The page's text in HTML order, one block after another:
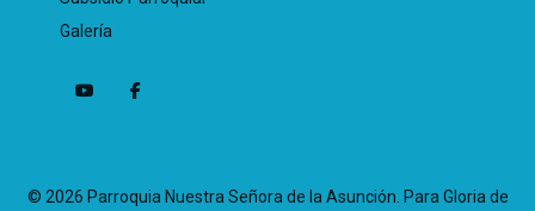
Galería
© 2026 Parroquia Nuestra Señora de la Asunción. Para Gloria de